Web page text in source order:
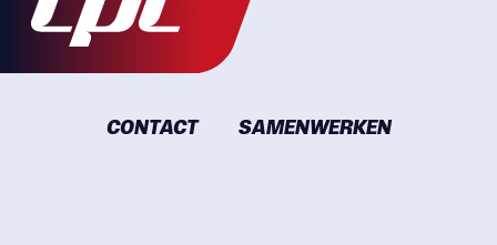
CONTACT SAMENWERKEN